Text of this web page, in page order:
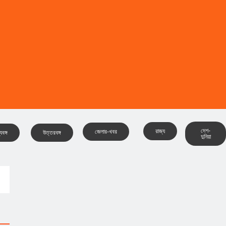
উত্তরবঙ্গ জেলার-খবর রাজ্য
দেশ-
দুনিয়া